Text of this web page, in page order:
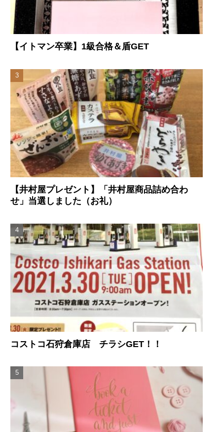
【イトマン卒業】1級合格＆盾GET
【井村屋プレゼント】「井村屋商品詰め合わ
せ」当選しました（お礼）
コストコ石狩倉庫店 チラシGET！！